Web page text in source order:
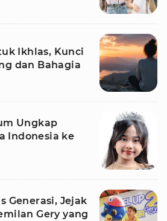
Ikhlas, Kunci
dan Bahagia
Ungkap
Indonesia ke
Generasi, Jejak
Gery yang